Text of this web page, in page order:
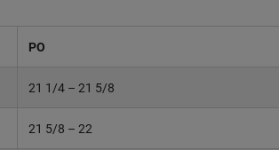
PO
21 1/4 – 21 5/8
21 5/8 – 22